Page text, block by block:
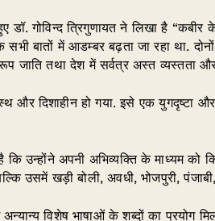
डॉ. गोविन्द त्रिगुणायत ने लिखा है
सभी बातों में आडम्बर बढ़ता जा रहा था.
जाति तथा देश में सर्वत्र अस्त व्यस्तता
दिशाहीन हो गया. इसे एक युगदृष्टा और
उन्होंने अपनी अभिव्यक्ति के माध्यम को
उसमें खड़ी बोली, अवधी, भोजपुरी,
विशेष भाषाओं के शब्दों का प्रयोग